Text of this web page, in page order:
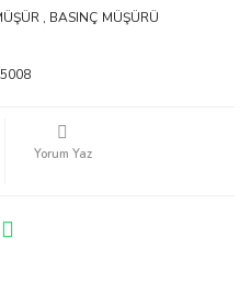
, BASINÇ MÜŞÜRÜ
Yorum Yaz